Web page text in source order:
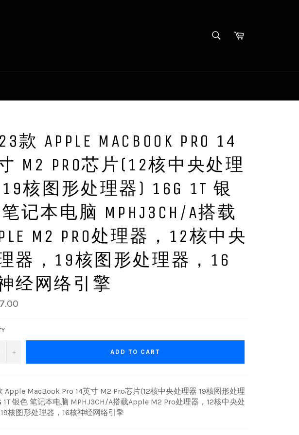
SEARCHCart
款 APPLE MACBOOK PRO 14
M2 PRO芯片(12核中央处理
核图形处理器) 16G 1T 银
记本电脑 MPHJ3CH/A搭载
M2 PRO处理器，12核中央
器，19核图形处理器，16
经网络引擎
+ ADD TO CART
Apple MacBook Pro 14英寸 M2 Pro芯片(12核中央处理器 19核图形处理
1T 银色 笔记本电脑 MPHJ3CH/A搭载Apple M2 Pro处理器，12核中央处
核图形处理器，16核神经网络引擎